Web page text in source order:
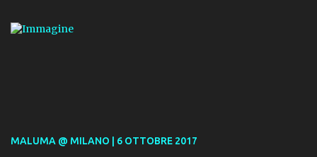
MALUMA @ MILANO | 6 OTTOBRE 2017